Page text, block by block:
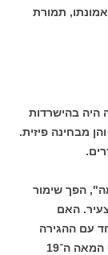
תמורת
בהישרדות
מבחינה פיזית.
הפך שימור
האם
עם ההגירה
ההמונית של יהודי מזרה אירופה לארה״ב (בסוף המאה ה־19